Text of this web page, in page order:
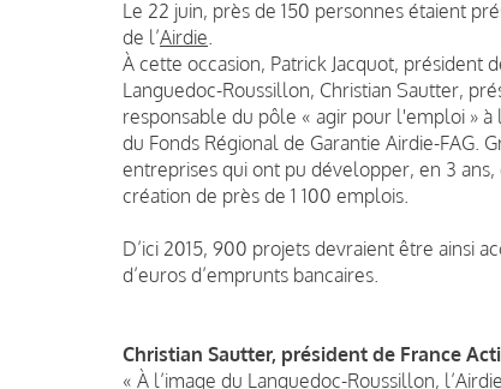
Le 22 juin, près de 150 personnes étaient
de l’Airdie
À cette occasion, Patrick Jacquot, président
Languedoc-Roussillon, Christian Sautter,
responsable du pôle « agir pour l'emploi » à
du Fonds Régional de Garantie Airdie-FAG.
entreprises qui ont pu développer, en 3
création de près de 1 100 emplois.
D’ici 2015, 900 projets devraient être ainsi
d’euros d’emprunts bancaires.
Christian Sautter, président de France
« À l’image du Languedoc-Roussillon,